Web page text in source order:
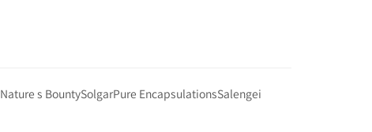
Nature s BountySolgarPure EncapsulationsSalengei